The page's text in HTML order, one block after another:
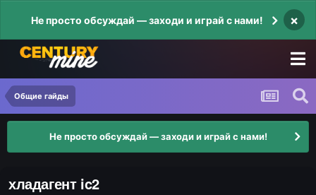
Не просто обсуждай — заходи и играй с нами! ×
Общие гайды
Не просто обсуждай — заходи и играй с нами!
хладагент ic2